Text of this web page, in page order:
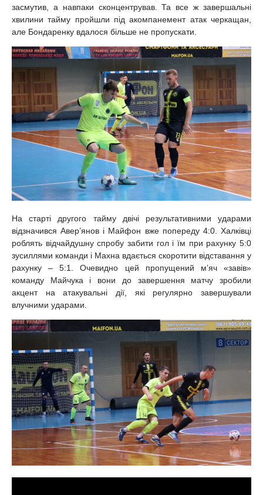
засмутив, а навпаки сконцентрував. Та все ж завершальні
хвилини тайму пройшли під акомпанемент атак черкащан,
але Бондаренку вдалося більше не пропускати.
На старті другого тайму двічі результативними ударами
відзначився Авер’янов і Майфон вже попереду 4:0. Халківці
роблять відчайдушну спробу забити гол і їм при рахунку 5:0
зусиллями команди і Махна вдається скоротити відставання у
рахунку – 5:1. Очевидно цей пропущений м’яч «завів»
команду Майчука і вони до завершення матчу зробили
акцент на атакувальні дії, які регулярно завершували
влучними ударами.